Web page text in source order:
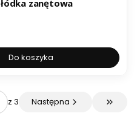
łódka zanętowa
Do koszyka
z 3 Następna